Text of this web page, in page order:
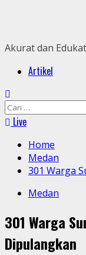
Akurat dan
PrimaryArtikel
Cari
untuk:
Live
Home
Medan
301 Warga
Medan
301 Warga
Dipulangkan